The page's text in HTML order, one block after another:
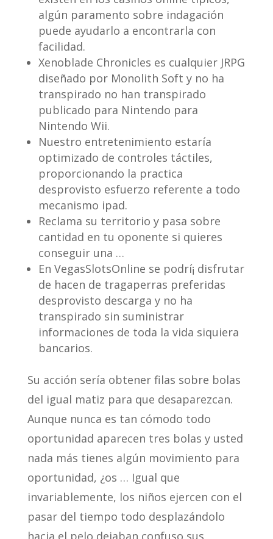
algún paramento sobre indagación
puede ayudarlo a encontrarla con
facilidad.
Xenoblade Chronicles es cualquier JRPG
diseñado por Monolith Soft y no ha
transpirado no han transpirado
publicado para Nintendo para
Nintendo Wii.
Nuestro entretenimiento estaría
optimizado de controles táctiles,
proporcionando la practica
desprovisto esfuerzo referente a todo
mecanismo ipad.
Reclama su territorio y pasa sobre
cantidad en tu oponente si quieres
conseguir una …
En VegasSlotsOnline se podrí¡ disfrutar
de hacen de tragaperras preferidas
desprovisto descarga y no ha
transpirado sin suministrar
informaciones de toda la vida siquiera
bancarios.
Su acción serí­a obtener filas sobre bolas
del igual matiz para que desaparezcan.
Aunque nunca es tan cómodo todo
oportunidad aparecen tres bolas y usted
nada más tienes algún movimiento para
oportunidad, ¿os … Igual que
invariablemente, los niños ejercen con el
pasar del tiempo todo desplazándolo
hacia el pelo dejaban confuso sus